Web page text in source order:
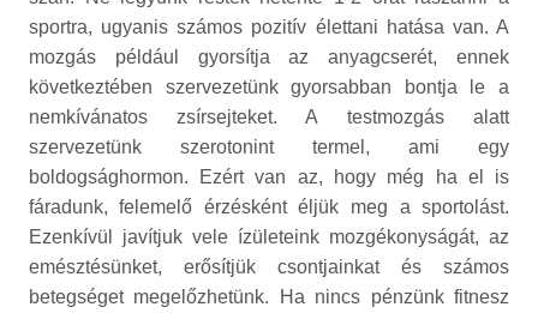
sportra, ugyanis számos pozitív élettani hatása van. A
mozgás például gyorsítja az anyagcserét, ennek
következtében szervezetünk gyorsabban bontja le a
nemkívánatos zsírsejteket. A testmozgás alatt
szervezetünk szerotonint termel, ami egy
boldogsághormon. Ezért van az, hogy még ha el is
fáradunk, felemelő érzésként éljük meg a sportolást.
Ezenkívül javítjuk vele ízületeink mozgékonyságát, az
emésztésünket, erősítjük csontjainkat és számos
betegséget megelőzhetünk. Ha nincs pénzünk fitnesz